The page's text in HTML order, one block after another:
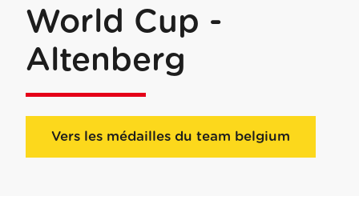
World Cup -
Altenberg
Vers les médailles du team belgium